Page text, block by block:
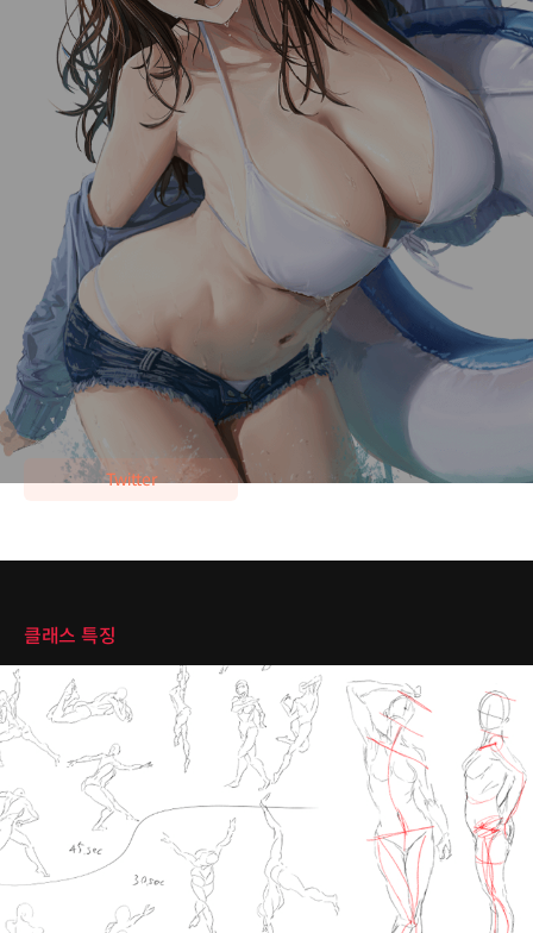
일러스트레이터
아키타 히카
현) 일러스트레이터
이력 더보기
[경력]
・라이트 노벨 일러스트 제작 다수
・굿즈 일러스트 제작 다수
・동인지 출판 다수
Twitter
클래스 특징